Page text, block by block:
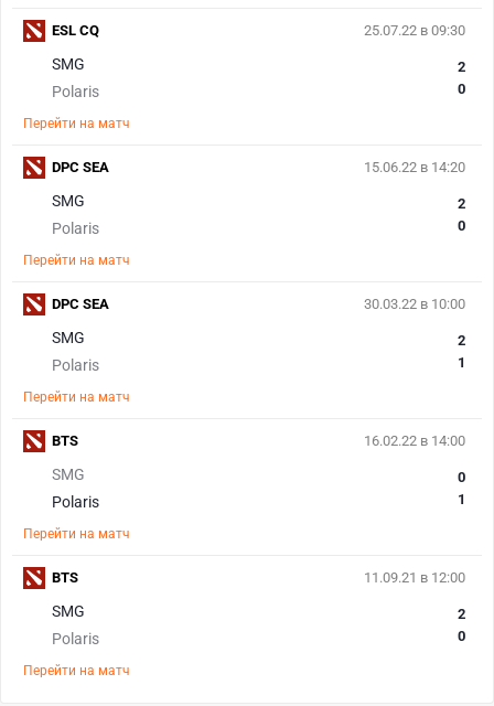
25.07.22 в 09:30
SMG
Polaris
2
0
Перейти на матч
ESL CQ
15.06.22 в 14:20
SMG
Polaris
2
0
Перейти на матч
DPC SEA
30.03.22 в 10:00
SMG
Polaris
2
1
Перейти на матч
DPC SEA
16.02.22 в 14:00
SMG
Polaris
0
1
Перейти на матч
BTS
11.09.21 в 12:00
SMG
Polaris
2
0
Перейти на матч
BTS